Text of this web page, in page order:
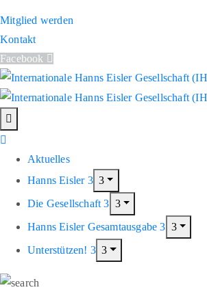
Mitglied werden
Kontakt
Facebook
Aktuelles
Hanns Eisler
Die Gesellschaft
Hanns Eisler Gesamtausgabe
Unterstützen!